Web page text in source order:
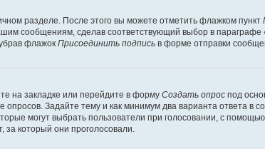
разделе. После этого вы можете отметить флажком пункт
сообщениям, сделав соответствующий выбор в
флажок Присоединить подпись в форме отправки
на закладке или перейдите в форму Создать опрос под
Задайте тему и как минимум два варианта ответа в
могут выбрать пользователи при голосовании, с
за который они проголосовали.